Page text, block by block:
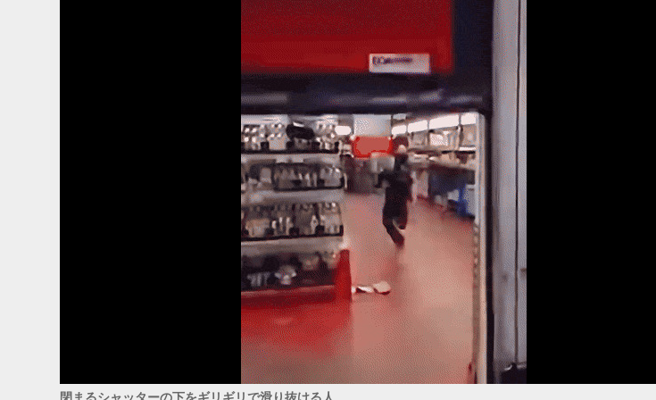
閉まるシャッターの下をギリギリで滑り抜ける人